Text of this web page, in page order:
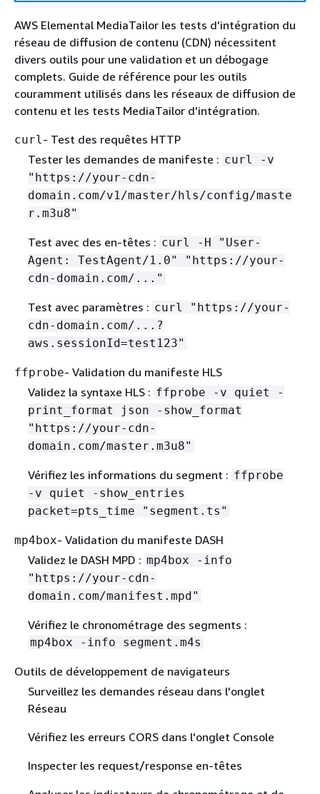
AWS Elemental MediaTailor les tests d'intégration du
réseau de diffusion de contenu (CDN) nécessitent
divers outils pour une validation et un débogage
complets. Guide de référence pour les outils
couramment utilisés dans les réseaux de diffusion de
contenu et les tests MediaTailor d'intégration.
curl- Test des requêtes HTTP
Tester les demandes de manifeste : curl -v
"https://your-cdn-
domain.com/v1/master/hls/config/maste
r.m3u8"
Test avec des en-têtes : curl -H "User-
Agent: TestAgent/1.0" "https://your-
cdn-domain.com/..."
Test avec paramètres : curl "https://your-
cdn-domain.com/...?
aws.sessionId=test123"
ffprobe- Validation du manifeste HLS
Validez la syntaxe HLS : ffprobe -v quiet -
print_format json -show_format
"https://your-cdn-
domain.com/master.m3u8"
Vérifiez les informations du segment : ffprobe
-v quiet -show_entries
packet=pts_time "segment.ts"
mp4box- Validation du manifeste DASH
Validez le DASH MPD : mp4box -info
"https://your-cdn-
domain.com/manifest.mpd"
Vérifiez le chronométrage des segments :
mp4box -info segment.m4s
Outils de développement de navigateurs
Surveillez les demandes réseau dans l'onglet
Réseau
Vérifiez les erreurs CORS dans l'onglet Console
Inspecter les request/response en-têtes